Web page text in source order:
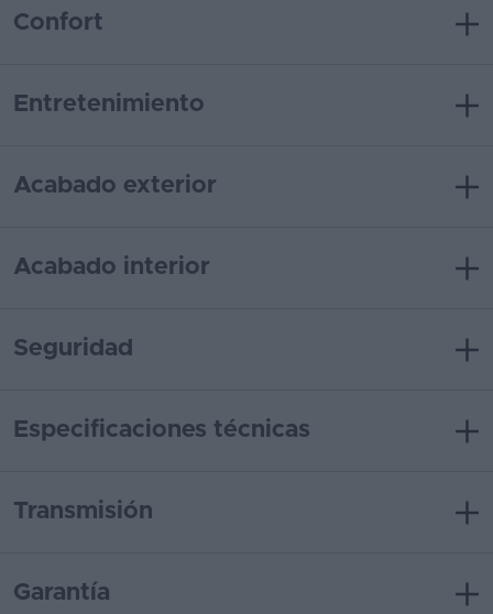
Confort
Entretenimiento
Acabado exterior
Acabado interior
Seguridad
Especificaciones técnicas
Transmisión
Garantía